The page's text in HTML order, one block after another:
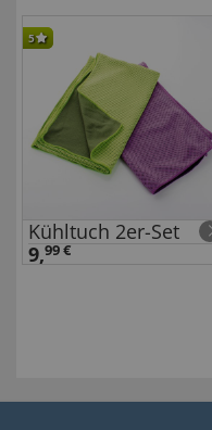
5
Kühltuch 2er-Set
9,99 €